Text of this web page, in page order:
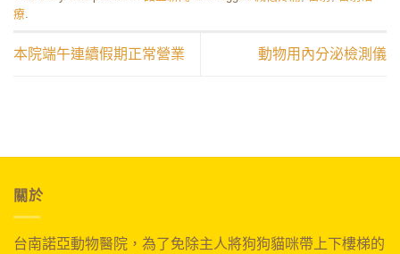
療.
本院端午連續假期正常營業 動物用內分泌檢測儀
關於
台南諾亞動物醫院，為了免除主人將狗狗貓咪帶上下樓梯的